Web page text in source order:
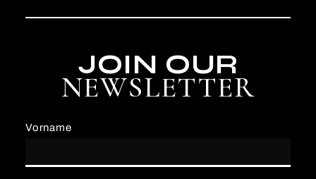
JOIN OUR
NEWSLETTER
Vorname